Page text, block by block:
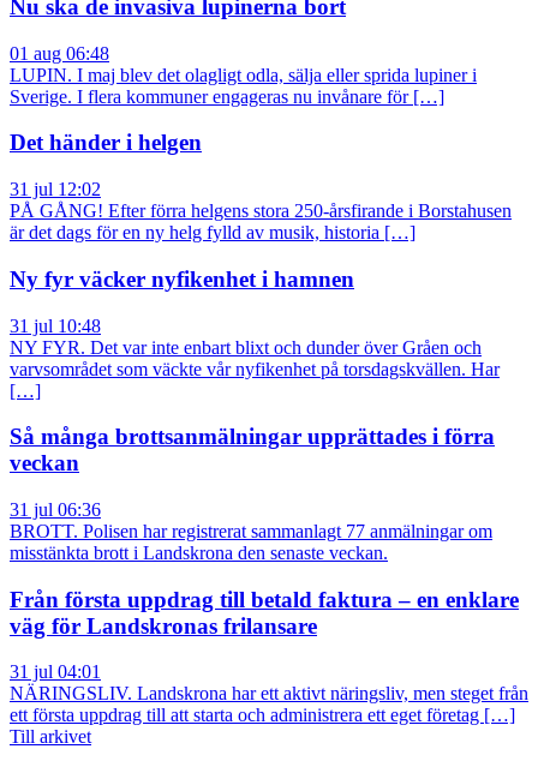
Nu ska de invasiva lupinerna bort
01 aug 06:48
LUPIN. I maj blev det olagligt odla, sälja eller sprida lupiner i
Sverige. I flera kommuner engageras nu invånare för […]
Det händer i helgen
31 jul 12:02
PÅ GÅNG! Efter förra helgens stora 250-årsfirande i Borstahusen
är det dags för en ny helg fylld av musik, historia […]
Ny fyr väcker nyfikenhet i hamnen
31 jul 10:48
NY FYR. Det var inte enbart blixt och dunder över Gråen och
varvsområdet som väckte vår nyfikenhet på torsdagskvällen. Har
[…]
Så många brottsanmälningar upprättades i förra
veckan
31 jul 06:36
BROTT. Polisen har registrerat sammanlagt 77 anmälningar om
misstänkta brott i Landskrona den senaste veckan.
Från första uppdrag till betald faktura – en enklare
väg för Landskronas frilansare
31 jul 04:01
NÄRINGSLIV. Landskrona har ett aktivt näringsliv, men steget från
ett första uppdrag till att starta och administrera ett eget företag […]
Till arkivet